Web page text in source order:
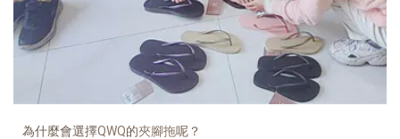
為什麼會選擇QWQ的夾腳拖呢？